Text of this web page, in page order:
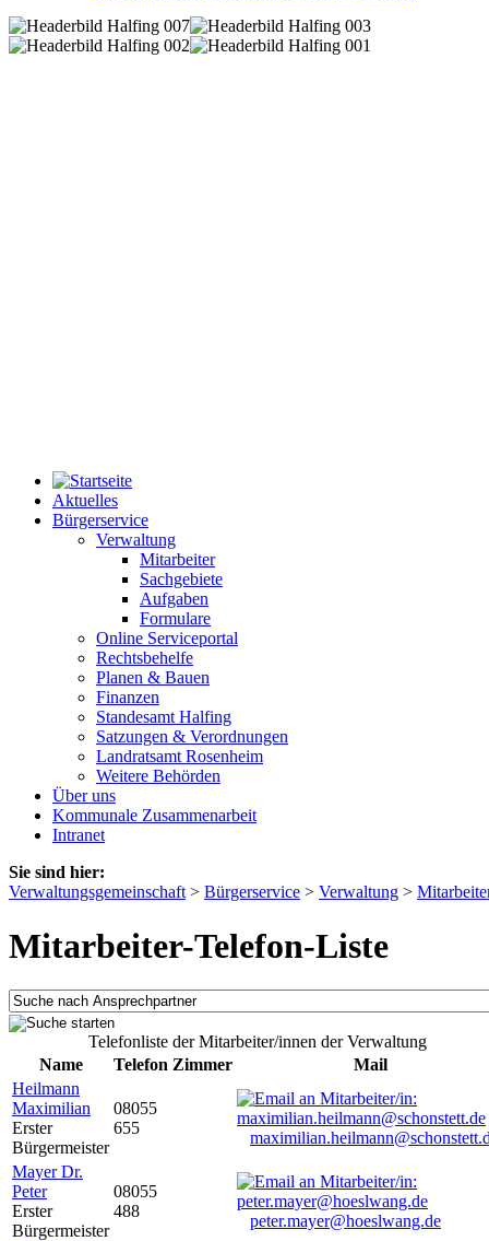
Aktuelles
Bürgerservice
Verwaltung
Mitarbeiter
Sachgebiete
Aufgaben
Formulare
Online Serviceportal
Rechtsbehelfe
Planen & Bauen
Finanzen
Standesamt Halfing
Satzungen & Verordnungen
Landratsamt Rosenheim
Weitere Behörden
Über uns
Kommunale Zusammenarbeit
Intranet
Sie sind hier:
Verwaltungsgemeinschaft > Bürgerservice > Verwaltung >
Mitarbeiter-Telefon-Liste
Telefonliste der Mitarbeiter/innen der Verwaltung
Name
Telefon Zimmer
Mail
Heilmann
Maximilian
Erster
Bürgermeister
08055
655
Mayer Dr.
Peter
Erster
Bürgermeister
08055
488
peter.mayer@hoeslwang.de